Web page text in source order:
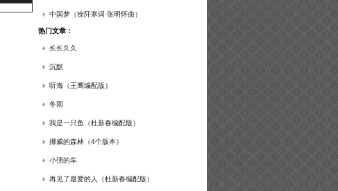
中国梦（徐阡寒词 张明怀曲）
热门文章：
长长久久
沉默
听海（王鹰编配版）
冬雨
我是一只鱼（杜新春编配版）
挪威的森林（4个版本）
小强的车
再见了最爱的人（杜新春编配版）